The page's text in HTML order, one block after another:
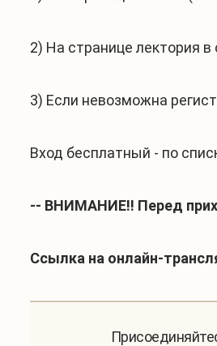
2) На странице лектория в
3) Если невозможна
Вход бесплатный - по
-- ВНИМАНИЕ!! Перед
Ссылка на онлайн-